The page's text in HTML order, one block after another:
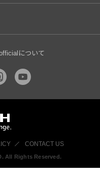
について
CONTACT US
All Rights Reserved.